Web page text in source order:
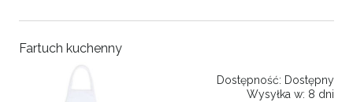
Fartuch kuchenny
Dostępność: Dostępny
Wysyłka w: 8 dni